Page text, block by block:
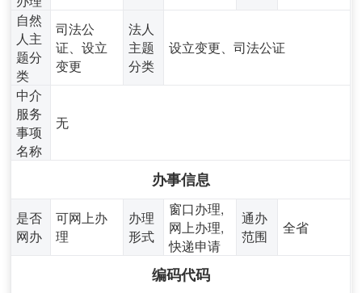
自然
人主
题分
类
司法公
证、设立
变更
法人
主题
分类
设立变更、司法公证
中介
服务
事项
名称
无
办事信息
是否
网办
可网上办
理
办理
形式
窗口办理,
网上办理,
快递申请
通办
范围
全省
编码代码